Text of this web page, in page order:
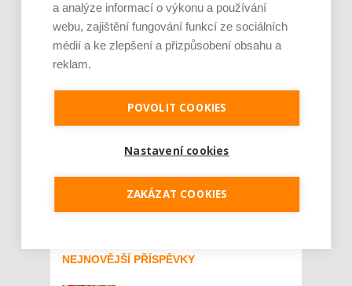
Pražané znovu ochotně nakupují byty.
Největší zájem je o historické centrum, část
Prahy 2, vybrané části Prahy 5 a 6. Nezáleží
přitom jen na lokalitě bydlení. Pro zákazníky
je klíčová například i vzdálenost od metra či
Developeři však klientům vycházejí vstříc ...
NEJNOVĚJŠÍ PŘÍSPĚVKY
a analýze informací o výkonu a používání
webu, zajištění fungování funkcí ze sociálních
médií a ke zlepšení a přizpůsobení obsahu a
reklam.
POVOLIT COOKIES
Nastavení cookies
ZAKÁZAT COOKIES